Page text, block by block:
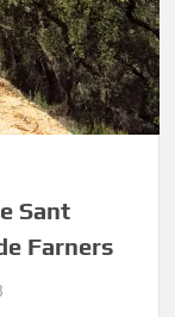
Sant
Farners